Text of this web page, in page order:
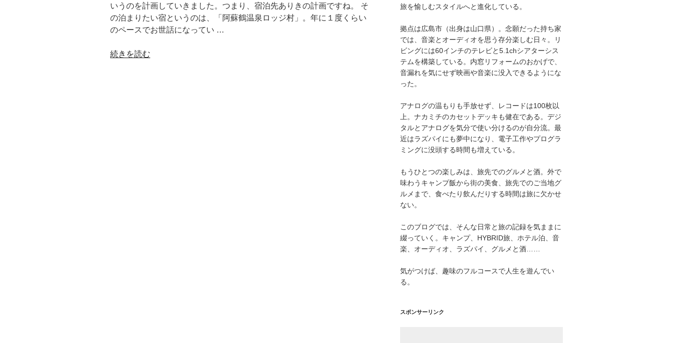
いうのを計画していきました。つまり、宿泊先ありきの計画ですね。 そ
の泊まりたい宿というのは、「阿蘇鶴温泉ロッジ村」。年に１度くらい
のペースでお世話になってい …
“素
続きを読む
旅を愉しむスタイルへと進化している。
拠点は広島市（出身は山口県）。念願だった持ち家
では、音楽とオーディオを思う存分楽しむ日々。リ
ビングには60インチのテレビと5.1chシアターシス
テムを構築している。内窓リフォームのおかげで、
音漏れを気にせず映画や音楽に没入できるようにな
った。
アナログの温もりも手放せず、レコードは100枚以
上。ナカミチのカセットデッキも健在である。デジ
タルとアナログを気分で使い分けるのが自分流。最
近はラズパイにも夢中になり、電子工作やプログラ
ミングに没頭する時間も増えている。
もうひとつの楽しみは、旅先でのグルメと酒。外で
味わうキャンプ飯から街の美食、旅先でのご当地グ
ルメまで、食べたり飲んだりする時間は旅に欠かせ
ない。
このブログでは、そんな日常と旅の記録を気ままに
綴っていく。キャンプ、HYBRID旅、ホテル泊、音
楽、オーディオ、ラズパイ、グルメと酒……
気がつけば、趣味のフルコースで人生を遊んでい
る。
スポンサーリンク